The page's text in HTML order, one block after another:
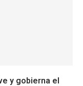
y gobierna el